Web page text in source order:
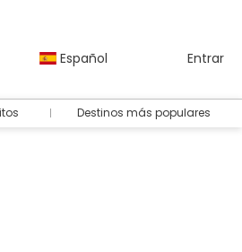
Español Entrar
Destinos más populares